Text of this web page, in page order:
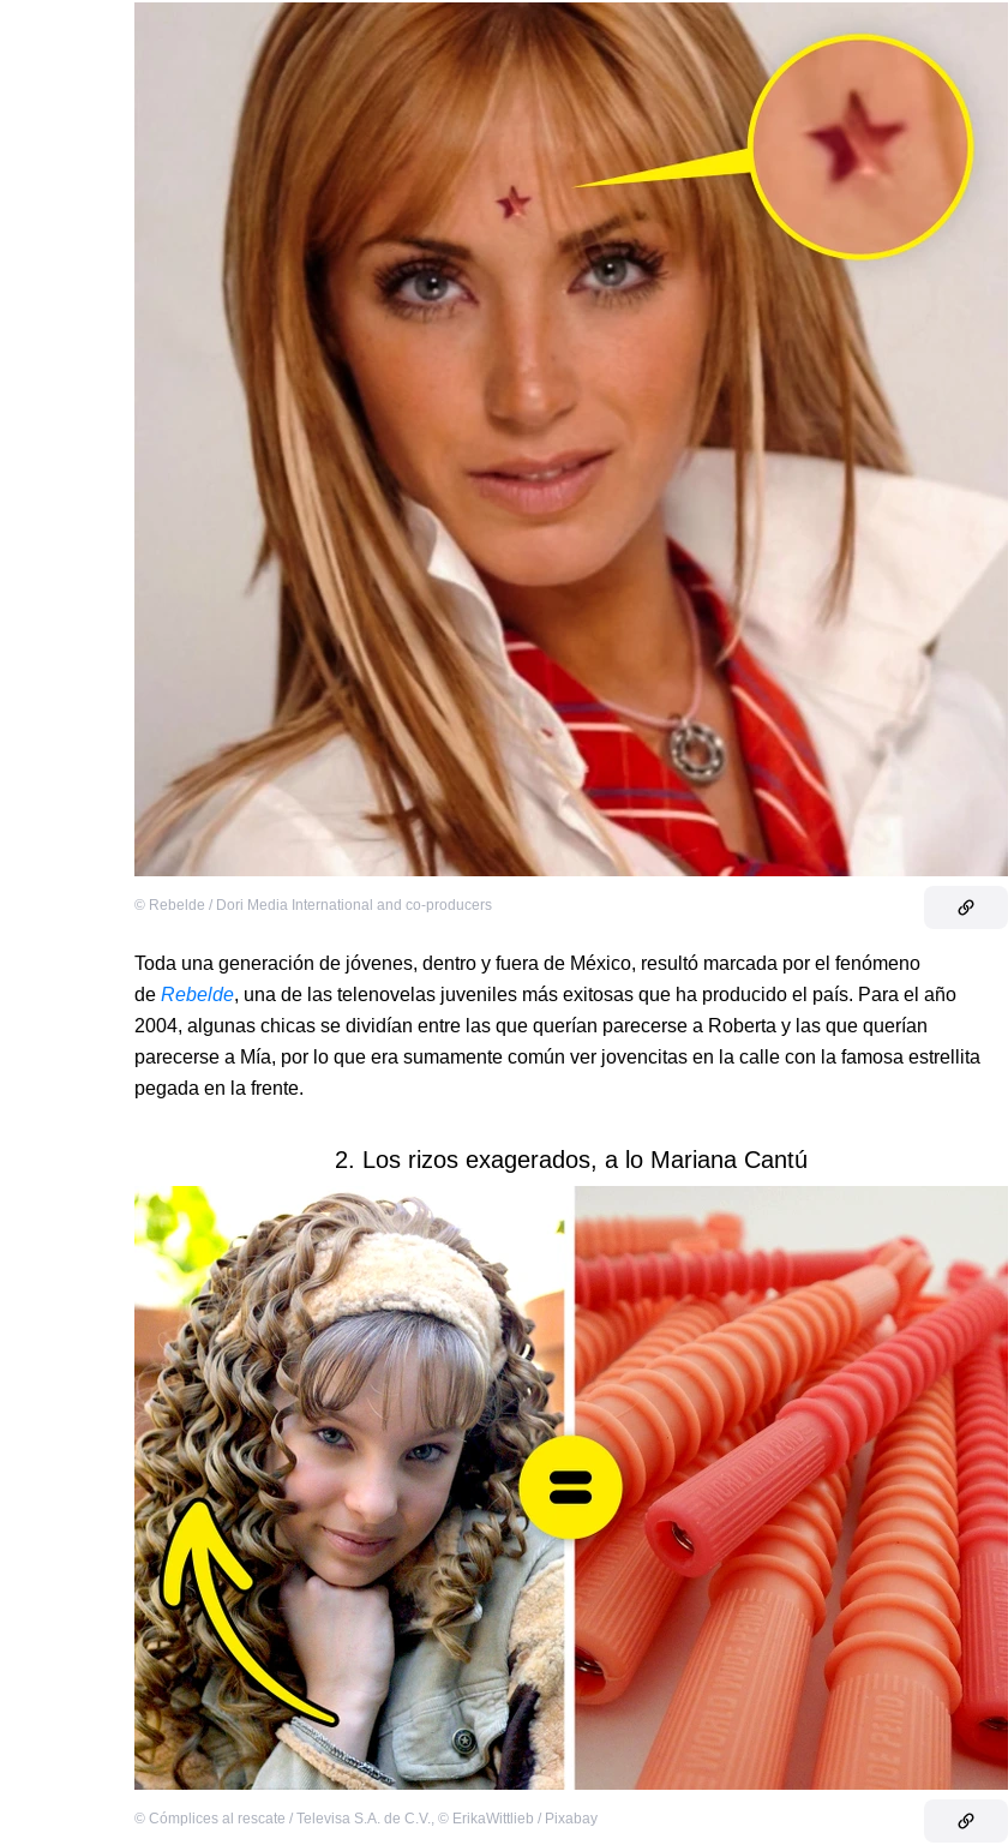
© Rebelde / Dori Media International and co-producers
Toda una generación de jóvenes, dentro y fuera de México, resultó marcada por el fenómeno
de Rebelde, una de las telenovelas juveniles más exitosas que ha producido el país. Para el año
2004, algunas chicas se dividían entre las que querían parecerse a Roberta y las que querían
parecerse a Mía, por lo que era sumamente común ver jovencitas en la calle con la famosa estrellita
pegada en la frente.
2. Los rizos exagerados, a lo Mariana Cantú
© Cómplices al rescate / Televisa S.A. de C.V., © ErikaWittlieb / Pixabay